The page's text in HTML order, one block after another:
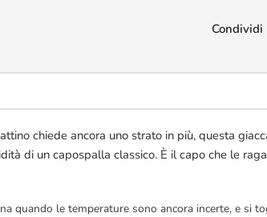
Condividi
chiede ancora uno strato in più, questa
di un capospalla classico. È il capo che le
quando le temperature sono ancora incerte, e si